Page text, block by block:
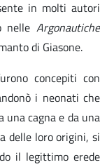
in molti autori
nelle Argonautiche
di Giasone.
concepiti con
i neonati che
cagna e da una
delle loro origini, si
il legittimo erede